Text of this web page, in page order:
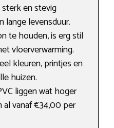
en stevig
lange levensduur.
te houden, is erg stil
vloerverwarming.
kleuren, printjes en
huizen.
liggen wat hoger
al vanaf €34,00 per